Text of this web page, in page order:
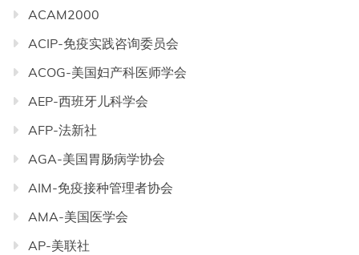
ACAM2000
ACIP-免疫实践咨询委员会
ACOG-美国妇产科医师学会
AEP-西班牙儿科学会
AFP-法新社
AGA-美国胃肠病学协会
AIM-免疫接种管理者协会
AMA-美国医学会
AP-美联社